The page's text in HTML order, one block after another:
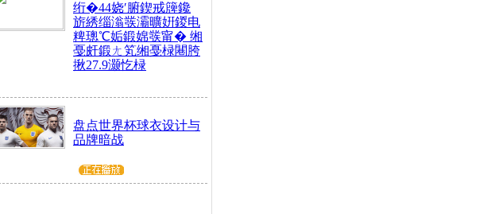
绗�44娆′腑鍥戒簰鑱
旂綉缁滃彂灞曠姸鍐电
粺璁℃姤鍛婂彂甯� 缃
戞皯鍛ㄤ笂缃戞椂闀胯
揪27.9灏忔椂
盘点世界杯球衣设计与
品牌暗战